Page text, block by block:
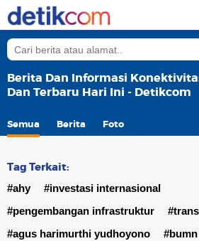
Berita Dan Informasi
Dan Terbaru Hari Ini - Detikcom
Semua Berita Foto
Tag Terkait:
#ahy
#investasi internasional
#pengembangan infrastruktur
#agus harimurthi yudhoyono
#bumn